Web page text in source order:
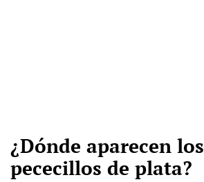
¿Dónde aparecen los
pececillos de plata?